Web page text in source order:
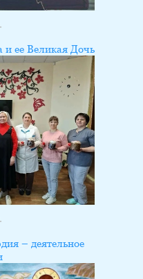
и ее Великая Дочь
– деятельное